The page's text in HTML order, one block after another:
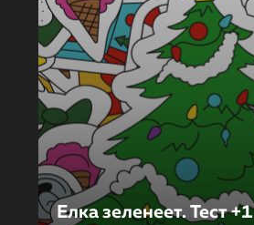
Елка зеленеет. Тест +1